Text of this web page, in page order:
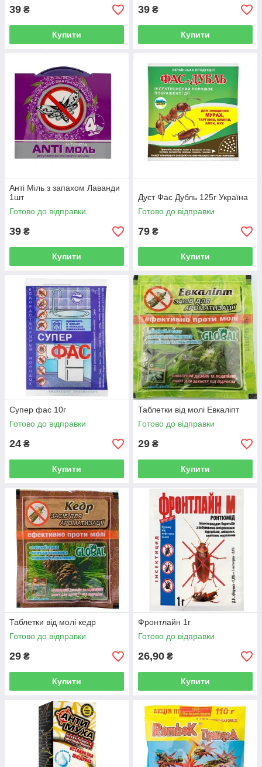
39 ₴
Купити
39 ₴
Купити
Анті Міль з запахом Лаванди
1шт
Готово до відправки
39 ₴
Купити
Дуст Фас Дубль 125г Україна
Готово до відправки
79 ₴
Купити
Супер фас 10г
Готово до відправки
24 ₴
Купити
Таблетки від молі Евкаліпт
Готово до відправки
29 ₴
Купити
Таблетки від молі кедр
Готово до відправки
29 ₴
Купити
Фронтлайн 1г
Готово до відправки
26,90 ₴
Купити